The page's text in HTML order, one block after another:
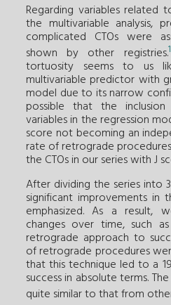
Regarding variables related
the multivariable analysis,
complicated CTOs were
shown by other registries.
tortuosity seems to us
multivariable predictor with
model due to its narrow
possible that the
variables in the regression
score not becoming an
rate of retrograde
the CTOs in our series with J
After dividing the series into
significant improvements in
emphasized. As a result,
changes over time, such
retrograde approach to
of retrograde procedures
that this technique led to a
success in absolute terms.
quite similar to that from